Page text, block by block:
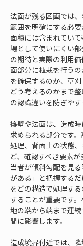
法面が残る区画では
範囲を明確にする必
面積には含まれてい
場として使いにくい
の期待と実際の利用
面部分に植栽を行う
を確保するのか、草
どう考えるのかまで
の認識違いを防ぎやす
擁壁や法面は、造成
求められる部分です
処理、背面土の状態
ど、確認すべき要素
当者が傾斜勾配を見
がある」と把握する
をどの構造で処理す
することが重要です
地の端から端まで連
間に影響します。
造成境界付近では、